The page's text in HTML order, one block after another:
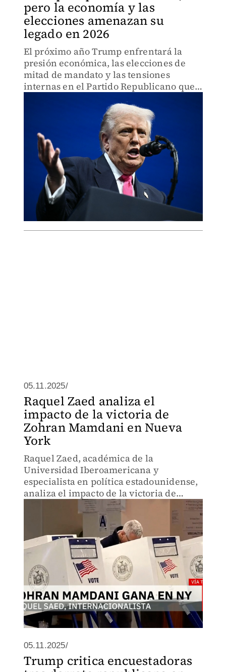
pero la economía y las
elecciones amenazan su
legado en 2026
El próximo año Trump enfrentará la
presión económica, las elecciones de
mitad de mandato y las tensiones
internas en el Partido Republicano que
han ido aumentando, la realidad podría
golpear más fuerte que nunca.
05.11.2025/
Raquel Zaed analiza el
impacto de la victoria de
Zohran Mamdani en Nueva
York
Raquel Zaed, académica de la
Universidad Iberoamericana y
especialista en política estadounidense,
analiza el impacto de la victoria de
Zohran Mamdani como alcalde de
Nueva York y su significado dentro del
Partido Demócrata.
05.11.2025/
Trump critica encuestadoras